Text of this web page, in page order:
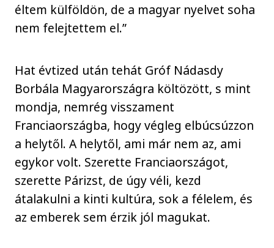
éltem külföldön, de a magyar nyelvet soha
nem felejtettem el.”
Hat évtized után tehát Gróf Nádasdy
Borbála Magyarországra költözött, s mint
mondja, nemrég visszament
Franciaországba, hogy végleg elbúcsúzzon
a helytől. A helytől, ami már nem az, ami
egykor volt. Szerette Franciaországot,
szerette Párizst, de úgy véli, kezd
átalakulni a kinti kultúra, sok a félelem, és
az emberek sem érzik jól magukat.